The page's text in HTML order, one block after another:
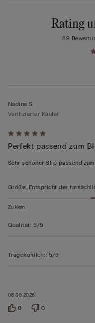
Rating
89
Mit
5
von
bewertet
06.08.2026
Nadine S
Verifizierter Käufer
Perfekt passend zum
Sehr schöner Slip passend
Größe: Entspricht der
Zu klein
Qualität: 5/5
Tragekomfort: 5/5
0 0